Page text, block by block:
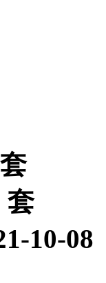
套
10-08